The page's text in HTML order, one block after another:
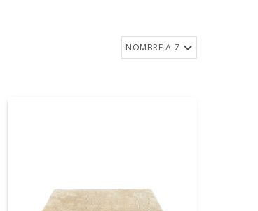
NOMBRE A-Z